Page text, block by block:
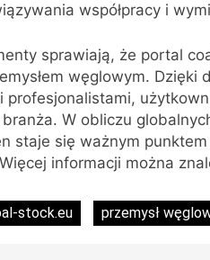
współpracy i
sprawiają, że portal
węglowym.
profesjonalistami,
W obliczu
staje się ważnym
informacji można
stock.eu przemysł